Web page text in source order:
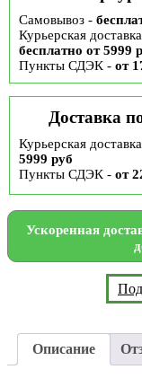
Самовывоз -
Курьерская
бесплатно от 5999
Пункты СДЭК - от
Доставка
Курьерская
5999 руб
Пункты СДЭК - от
Ускоренная
Описание